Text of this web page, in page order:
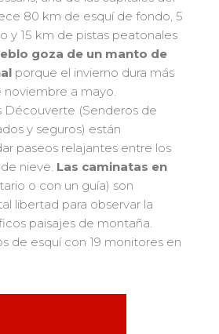
d'Or
y adultos
80 km de esquí de fondo, 5
y 15 km de pistas peatonales
goza de un manto de
porque el invierno dura más
noviembre a mayo.
Découverte (Senderos de
y seguros) están
paseos relajantes entre los
nieve. Las caminatas en
o con un guía) son
libertad para observar la
paisajes de montaña.
de esquí con 19 monitores en